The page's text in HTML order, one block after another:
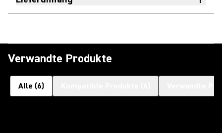
Verwandte Produkte
Alle (6)